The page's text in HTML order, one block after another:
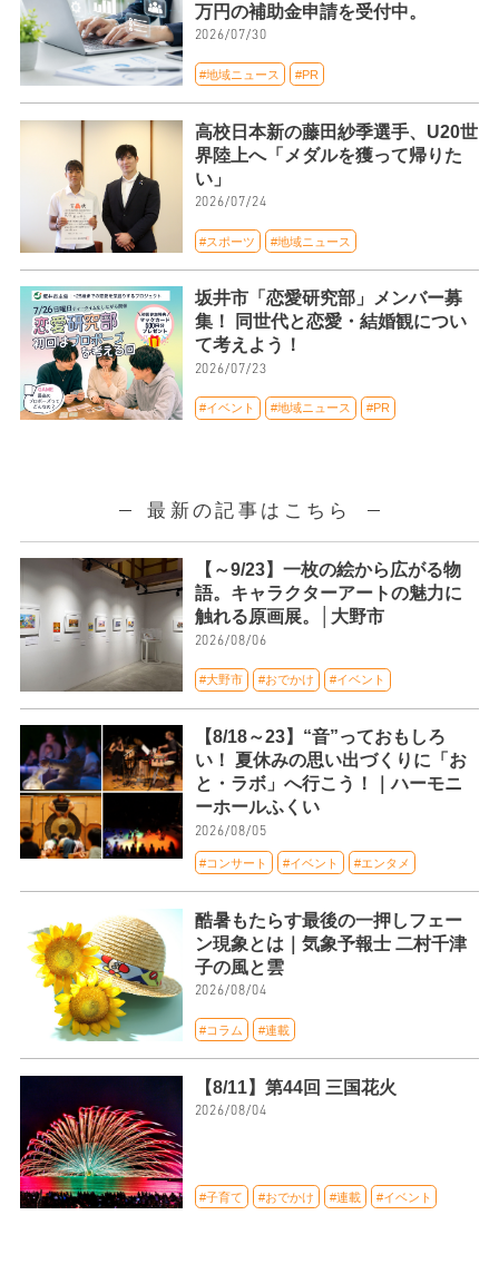
万円の補助金申請を受付中。
2026/07/30
#地域ニュース #PR
高校日本新の藤田紗季選手、U20世
界陸上へ「メダルを獲って帰りた
い」
2026/07/24
#スポーツ #地域ニュース
坂井市「恋愛研究部」メンバー募
集！ 同世代と恋愛・結婚観につい
て考えよう！
2026/07/23
#イベント #地域ニュース #PR
最新の記事はこちら
【～9/23】一枚の絵から広がる物
語。キャラクターアートの魅力に
触れる原画展。│大野市
2026/08/06
#大野市 #おでかけ #イベント
【8/18～23】“音”っておもしろ
い！ 夏休みの思い出づくりに「お
と・ラボ」へ行こう！｜ハーモニ
ーホールふくい
2026/08/05
#コンサート #イベント #エンタメ
酷暑もたらす最後の一押しフェー
ン現象とは｜気象予報士 二村千津
子の風と雲
2026/08/04
#コラム #連載
【8/11】第44回 三国花火
2026/08/04
#子育て #おでかけ #連載 #イベント